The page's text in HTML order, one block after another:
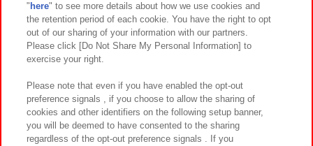
関連会社 サステナビリティ サイトポリシー
プライバシーポリシー ウェブアクセシビリティ方針と検証結果
お取引先さまとともに
カスタマーハラスメント対応方針 よくあるご質問・お問い合わせ
" here" to see more details about how we use cookies and
the retention period of each cookie. You have the right to opt
out of our sharing of your information with our partners.
Please click [Do Not Share My Personal Information] to
exercise your right.
Please note that even if you have enabled the opt-out
preference signals , if you choose to allow the sharing of
cookies and other identifiers on the following setup banner,
you will be deemed to have consented to the sharing
regardless of the opt-out preference signals . If you